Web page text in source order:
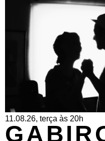
11.08.26, terça às 20h